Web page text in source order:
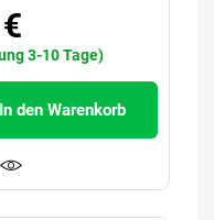
3-10 Tage)
In den Warenkorb